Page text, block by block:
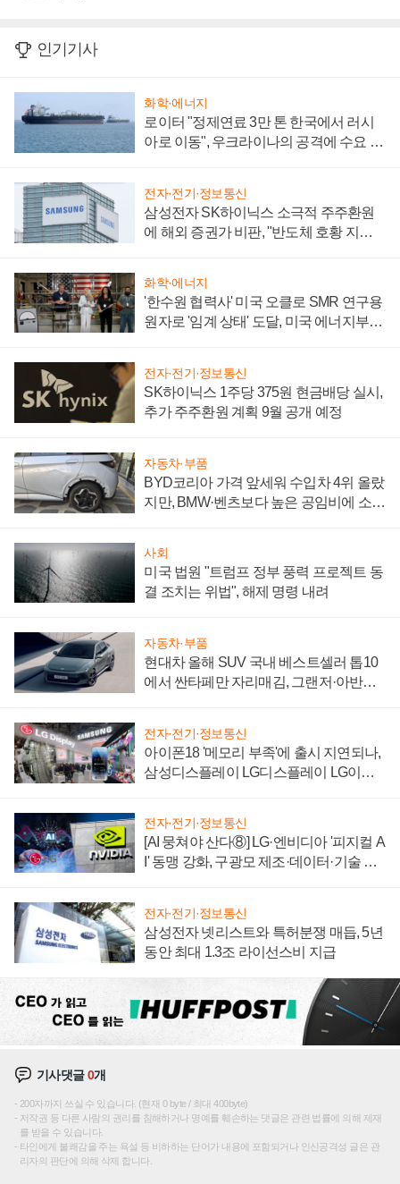
인기기사
화학·에너지
로이터 "정제연료 3만 톤 한국에서 러시
아로 이동", 우크라이나의 공격에 수요 늘
전자·전기·정보통신
삼성전자 SK하이닉스 소극적 주주환원
에 해외 증권가 비판, "반도체 호황 지속
화학·에너지
'한수원 협력사' 미국 오클로 SMR 연구용
원자로 '임계 상태' 도달, 미국 에너지부
전자·전기·정보통신
SK하이닉스 1주당 375원 현금배당 실시,
추가 주주환원 계획 9월 공개 예정
자동차·부품
BYD코리아 가격 앞세워 수입차 4위 올랐
지만, BMW·벤츠보다 높은 공임비에 소비
사회
미국 법원 "트럼프 정부 풍력 프로젝트 동
결 조치는 위법", 해제 명령 내려
자동차·부품
현대차 올해 SUV 국내 베스트셀러 톱10
에서 싼타페만 자리매김, 그랜저·아반떼
전자·전기·정보통신
아이폰18 '메모리 부족'에 출시 지연되나,
삼성디스플레이 LG디스플레이 LG이노
전자·전기·정보통신
[AI 뭉쳐야 산다⑧] LG·엔비디아 '피지컬 A
I' 동맹 강화, 구광모 제조·데이터·기술 결
전자·전기·정보통신
삼성전자 넷리스트와 특허분쟁 매듭, 5년
동안 최대 1.3조 라이선스비 지급
기사댓글0개
200자까지 쓰실 수 있습니다. (현재 0 byte / 최대 400byte)
저작권 등 다른 사람의 권리를 침해하거나 명예를 훼손하는 댓글은 관련 법률에 의해 제재
를 받을 수 있습니다.
타인에게 불쾌감을 주는 욕설 등 비하하는 단어가 내용에 포함되거나 인신공격성 글은 관
리자의 판단에 의해 삭제 합니다.